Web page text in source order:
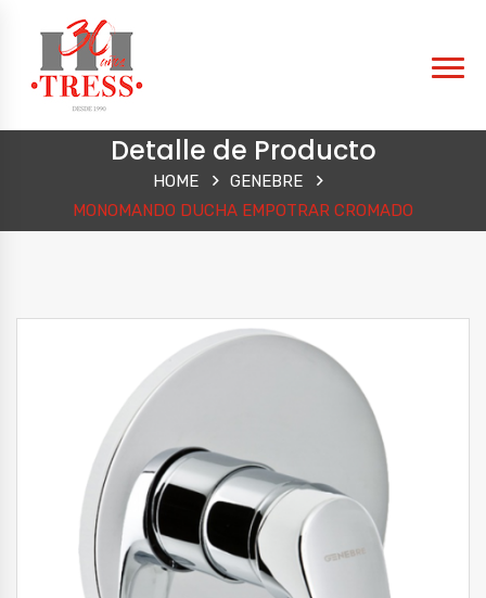
Detalle de Producto
HOME
GENEBRE
MONOMANDO DUCHA EMPOTRAR CROMADO